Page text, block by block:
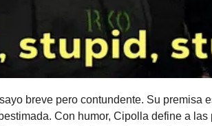
breve pero contundente. Su premisa
Con humor, Cipolla define a